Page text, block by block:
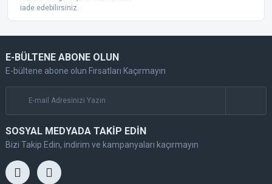
iade edebilirsiniz.
E-BÜLTENE ABONE OLUN
E-bültene abone olun Fırsatları Kaçırmayın
SOSYAL MEDYADA TAKİP EDİN
Bizi Takip Edin, indirim ve kampanyaları kaçırmayın